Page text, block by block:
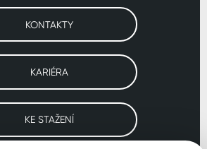
KONTAKTY
KARIÉRA
KE STAŽENÍ